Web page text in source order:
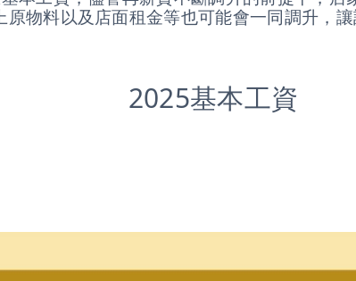
物料以及店面租金等也可能會一同調升，讓
2025基本工資